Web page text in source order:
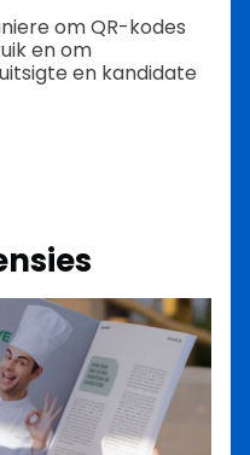
om QR-kodes
en om
en kandidate